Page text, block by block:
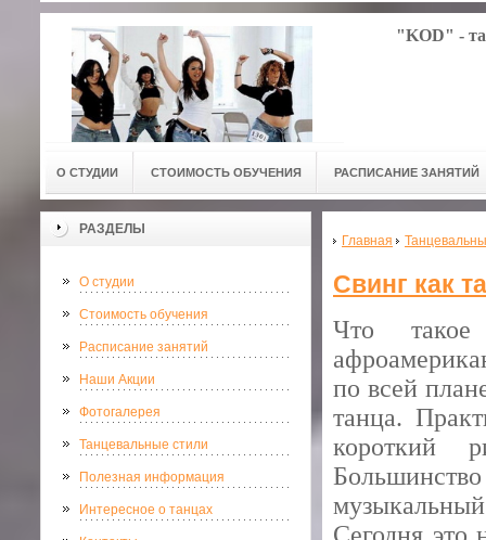
"KOD" -
О СТУДИИ СТОИМОСТЬ ОБУЧЕНИЯ РАСПИСАНИЕ ЗАНЯТИЙ
РАЗДЕЛЫ
О студии
Стоимость обучения
Расписание занятий
Наши Акции
Фотогалерея
Танцевальные стили
Полезная информация
Интересное о танцах
Главная
Свинг как
Что
по всей
танца.
короткий